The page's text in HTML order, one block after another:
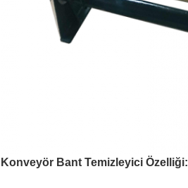
Konveyör Bant Temizleyici Özelliği: